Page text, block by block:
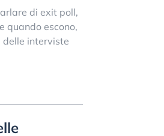
di exit poll,
quando escono,
interviste